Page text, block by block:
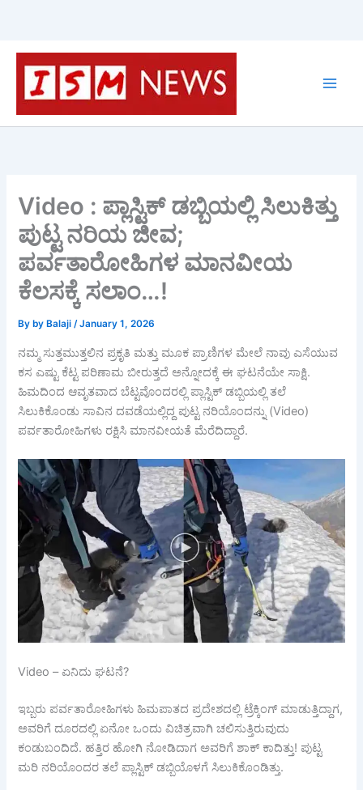
Skip
content
Video : ಪ್ಲಾಸ್ಟಿಕ್ ಡಬ್ಬಿಯಲ್ಲಿ ಸಿಲುಕಿತ್ತು
ಪುಟ್ಟ ನರಿಯ ಜೀವ;
ಪರ್ವತಾರೋಹಿಗಳ ಮಾನವೀಯ
ಕೆಲಸಕ್ಕೆ ಸಲಾಂ…!
By by Balaji/January 1, 2026
ನಮ್ಮ ಸುತ್ತಮುತ್ತಲಿನ ಪ್ರಕೃತಿ ಮತ್ತು ಮೂಕ ಪ್ರಾಣಿಗಳ ಮೇಲೆ ನಾವು ಎಸೆಯುವ
ಕಸ ಎಷ್ಟು ಕೆಟ್ಟ ಪರಿಣಾಮ ಬೀರುತ್ತದೆ ಅನ್ನೋದಕ್ಕೆ ಈ ಘಟನೆಯೇ ಸಾಕ್ಷಿ.
ಹಿಮದಿಂದ ಆವೃತವಾದ ಬೆಟ್ಟವೊಂದರಲ್ಲಿ ಪ್ಲಾಸ್ಟಿಕ್ ಡಬ್ಬಿಯಲ್ಲಿ ತಲೆ
ಸಿಲುಕಿಕೊಂಡು ಸಾವಿನ ದವಡೆಯಲ್ಲಿದ್ದ ಪುಟ್ಟ ನರಿಯೊಂದನ್ನು (Video)
ಪರ್ವತಾರೋಹಿಗಳು ರಕ್ಷಿಸಿ ಮಾನವೀಯತೆ ಮೆರೆದಿದ್ದಾರೆ.
Video – ಏನಿದು ಘಟನೆ?
ಇಬ್ಬರು ಪರ್ವತಾರೋಹಿಗಳು ಹಿಮಪಾತದ ಪ್ರದೇಶದಲ್ಲಿ ಟ್ರೆಕ್ಕಿಂಗ್ ಮಾಡುತ್ತಿದ್ದಾಗ,
ಅವರಿಗೆ ದೂರದಲ್ಲಿ ಏನೋ ಒಂದು ವಿಚಿತ್ರವಾಗಿ ಚಲಿಸುತ್ತಿರುವುದು
ಕಂಡುಬಂದಿದೆ. ಹತ್ತಿರ ಹೋಗಿ ನೋಡಿದಾಗ ಅವರಿಗೆ ಶಾಕ್ ಕಾದಿತ್ತು! ಪುಟ್ಟ
ಮರಿ ನರಿಯೊಂದರ ತಲೆ ಪ್ಲಾಸ್ಟಿಕ್ ಡಬ್ಬಿಯೊಳಗೆ ಸಿಲುಕಿಕೊಂಡಿತ್ತು.